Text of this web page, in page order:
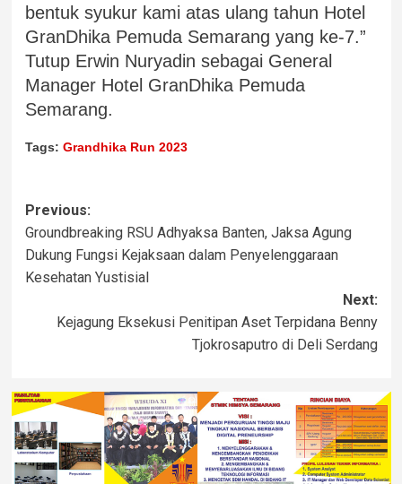
bentuk syukur kami atas ulang tahun Hotel
GranDhika Pemuda Semarang yang ke-7.”
Tutup Erwin Nuryadin sebagai General
Manager Hotel GranDhika Pemuda
Semarang.
Tags: Grandhika Run 2023
Previous:
Groundbreaking RSU Adhyaksa Banten, Jaksa Agung
Dukung Fungsi Kejaksaan dalam Penyelenggaraan
Kesehatan Yustisial
Next:
Kejagung Eksekusi Penitipan Aset Terpidana Benny
Tjokrosaputro di Deli Serdang